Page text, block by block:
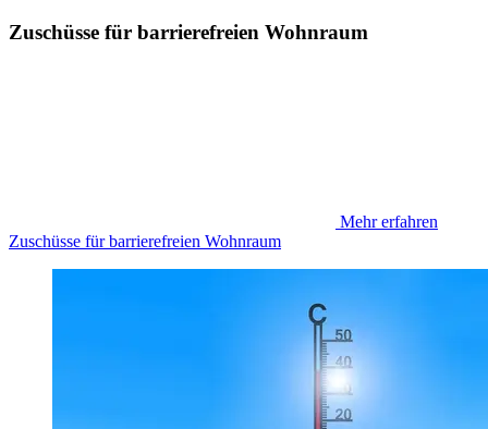
Zuschüsse für barrierefreien Wohnraum
Mehr erfahren
Zuschüsse für barrierefreien Wohnraum